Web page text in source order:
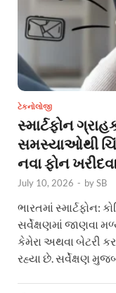
ટેકનોલોજી
સ્માર્ટફોન
સમસ્યાઓથી
નવા ફોન
July 10, 2026 - bySB
ભારતમાં સ્માર્ટફોન:
સર્વેક્ષણમાં જાણવા
કેમેરા અથવા બેટરી
રહ્યા છે. સર્વેક્ષણ